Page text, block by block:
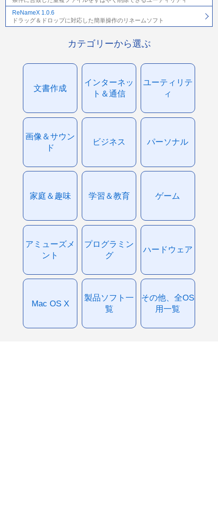
ReNameX 1.0.6
ドラッグ＆ドロップに対応した簡単操作のリネームソフト
カテゴリーから選ぶ
文書作成
インターネッ
ト＆通信
ユーティリテ
ィ
画像＆サウン
ド
ビジネス パーソナル
家庭＆趣味 学習＆教育 ゲーム
アミューズメ
ント
プログラミン
グ
ハードウェア
Mac OS X
製品ソフト一
覧
その他、全OS
用一覧